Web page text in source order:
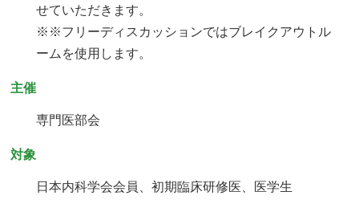
せていただきます。
※※フリーディスカッションではブレイクアウトル
ームを使用します。
主催
専門医部会
対象
日本内科学会会員、初期臨床研修医、医学生